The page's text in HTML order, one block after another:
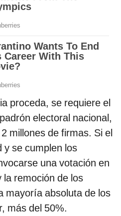
proceda, se requiere el
electoral nacional,
millones de firmas. Si el
y se cumplen los
una votación en
la remoción de los
mayoría absoluta de los
más del 50%.